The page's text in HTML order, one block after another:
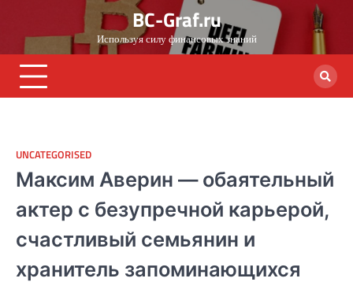
content
BC-Graf.ru
Используя силу финансовых знаний
UNCATEGORISED
Максим Аверин — обаятельный
актер с безупречной карьерой,
счастливый семьянин и
хранитель запоминающихся